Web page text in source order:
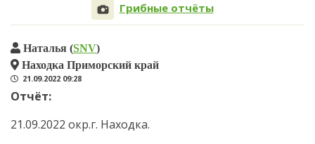
Грибные отчёты
Наталья (SNV)
Находка Приморский край
21.09.2022 09:28
Отчёт:
21.09.2022 окр.г. Находка.